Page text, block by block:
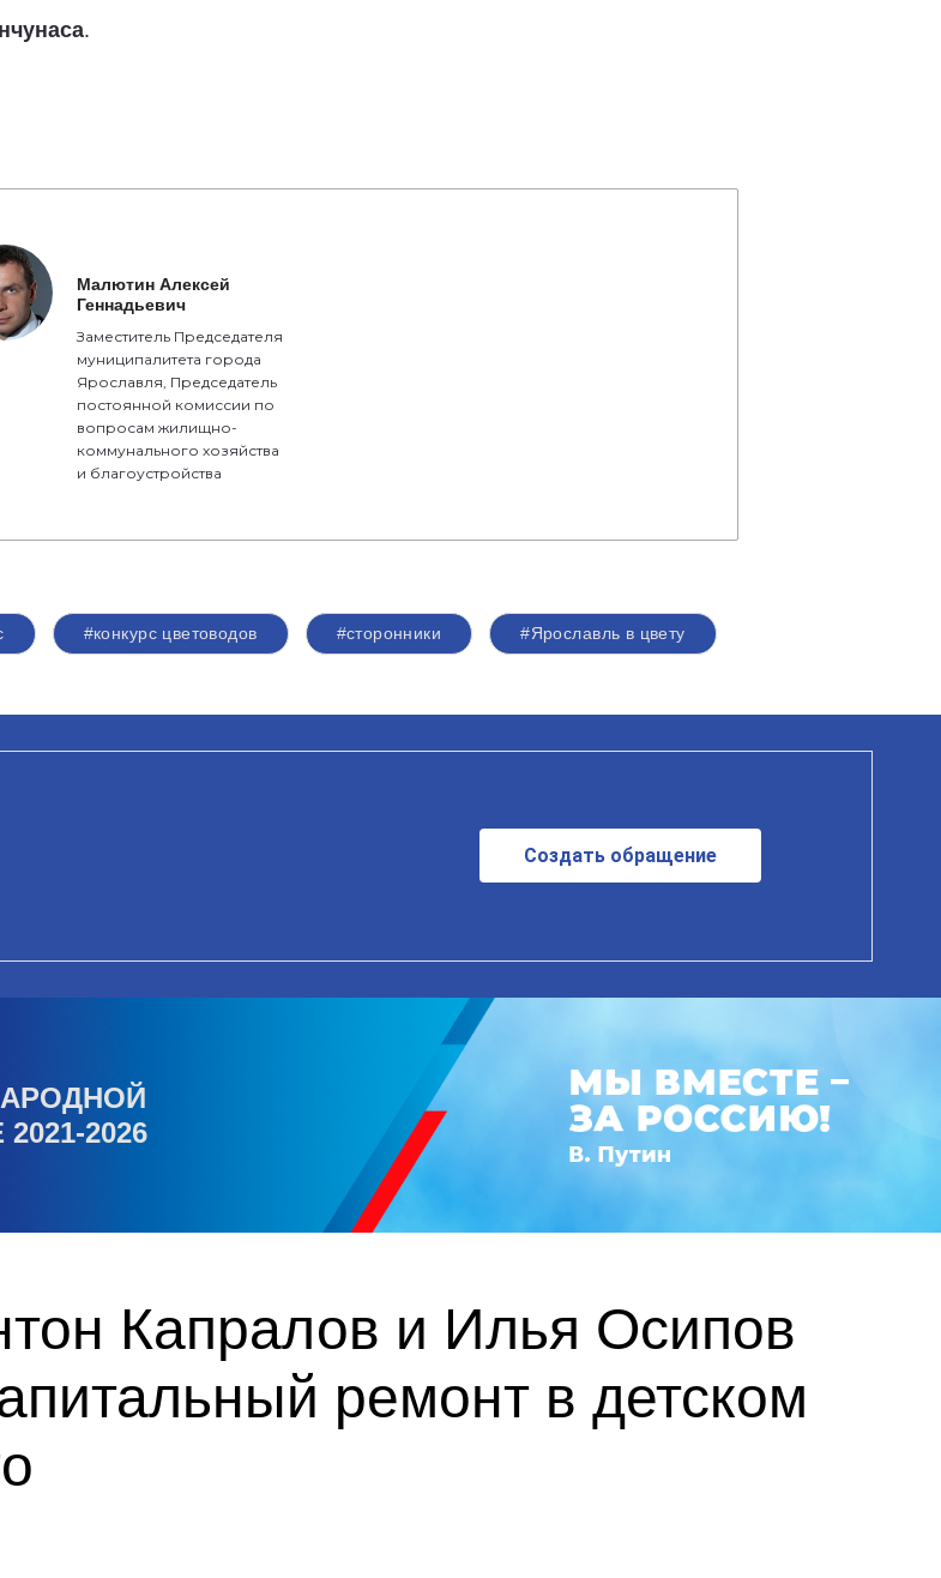
.
Малютин Алексей
Геннадьевич
Заместитель Председателя
муниципалитета города
Ярославля, Председатель
постоянной комиссии по
вопросам жилищно-
коммунального хозяйства
и благоустройства
#конкурс цветоводов #сторонники #Ярославль в цвету
Создать обращение
2026
Капралов и Илья Осипов
ремонт в детском